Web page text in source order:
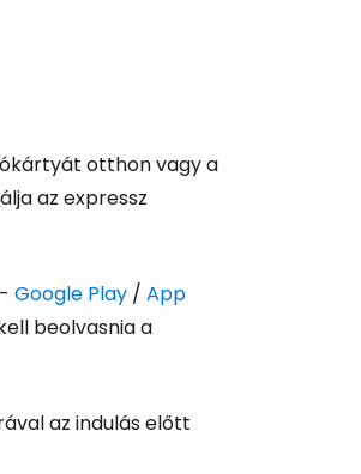
otthon vagy a
az expressz
Google Play / App
beolvasnia a
az indulás előtt